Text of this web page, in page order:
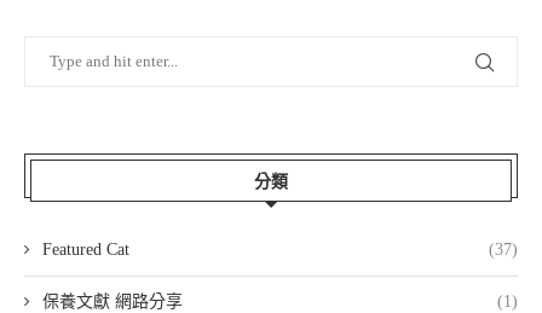
分類
Featured Cat (37)
保養文獻 網路分享 (1)